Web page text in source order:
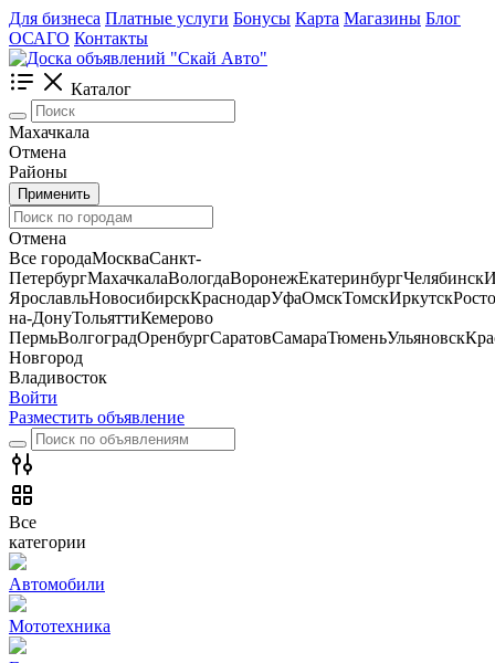
Для бизнеса Платные услуги Бонусы Карта Магазины Блог
ОСАГО Контакты
Каталог
Махачкала
Отмена
Районы
Применить
Отмена
Все городаМоскваСанкт-
ПетербургМахачкалаВологдаВоронежЕкатеринбургЧелябинск
ЯрославльНовосибирскКраснодарУфаОмскТомскИркутск
на-ДонуТольяттиКемерово
ПермьВолгоградОренбургСаратовСамараТюменьУльяновск
Новгород
Владивосток
Войти
Разместить объявление
Все
категории
Автомобили
Мототехника